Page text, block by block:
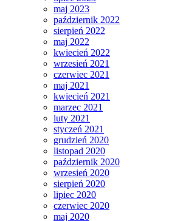
maj 2023
październik 2022
sierpień 2022
maj 2022
kwiecień 2022
wrzesień 2021
czerwiec 2021
maj 2021
kwiecień 2021
marzec 2021
luty 2021
styczeń 2021
grudzień 2020
listopad 2020
październik 2020
wrzesień 2020
sierpień 2020
lipiec 2020
czerwiec 2020
maj 2020